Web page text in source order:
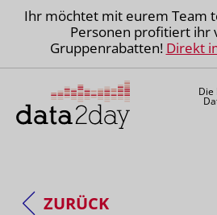
Ihr möchtet mit eurem Team
Personen profitiert ihr
Gruppenrabatten! Direkt
Die
ZURÜCK